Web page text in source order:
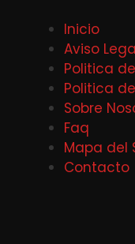
Inicio
Aviso
Politica
Politica
Sobre
Faq
Mapa del
Contacto